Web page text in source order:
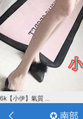
6k【小伊】氣質 ...